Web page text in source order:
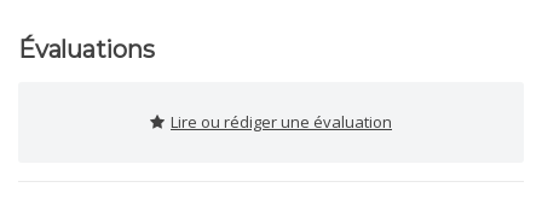
Évaluations
Lire ou rédiger une évaluation